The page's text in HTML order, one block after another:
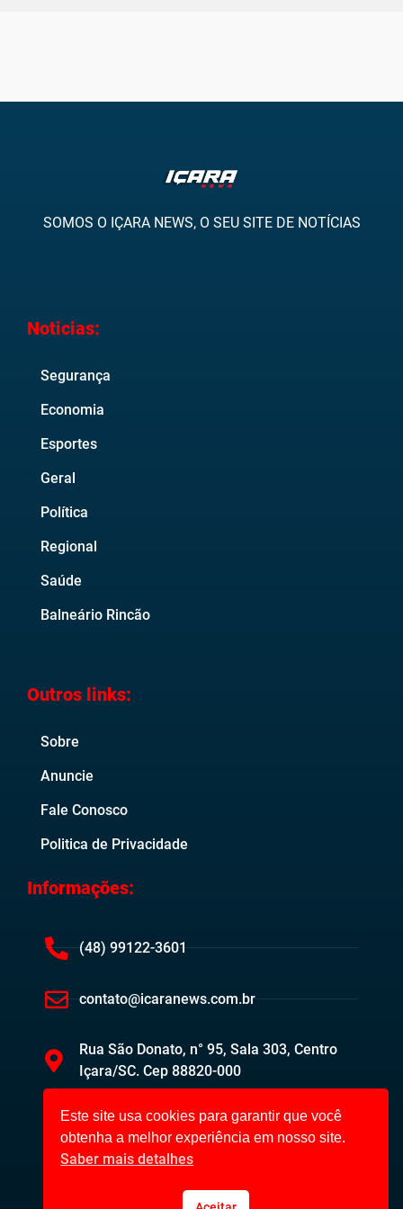
SOMOS O IÇARA NEWS, O SEU SITE DE NOTÍCIAS
Noticias:
Segurança
Economia
Esportes
Geral
Política
Regional
Saúde
Balneário Rincão
Outros links:
Sobre
Anuncie
Fale Conosco
Politica de Privacidade
Informações:
(48) 99122-3601
contato@icaranews.com.br
Rua São Donato, n° 95, Sala 303, Centro
Içara/SC. Cep 88820-000
Este site usa cookies para garantir que você
obtenha a melhor experiência em nosso site.
Saber mais detalhes